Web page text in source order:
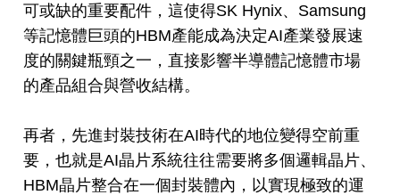
可或缺的重要配件，這使得SK Hynix、Samsung
等記憶體巨頭的HBM產能成為決定AI產業發展速
度的關鍵瓶頸之一，直接影響半導體記憶體市場
的產品組合與營收結構。
再者，先進封裝技術在AI時代的地位變得空前重
要，也就是AI晶片系統往往需要將多個邏輯晶片、
HBM晶片整合在一個封裝體內，以實現極致的運